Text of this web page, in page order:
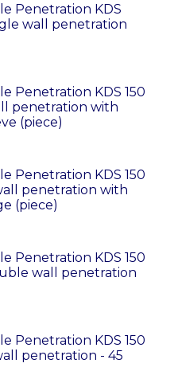
Penetration KDS
wall penetration
Penetration KDS 150
penetration with
(piece)
Penetration KDS 150
penetration with
(piece)
Penetration KDS 150
wall penetration
Penetration KDS 150
penetration - 45